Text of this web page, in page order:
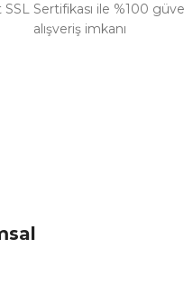
SSL Sertifikası ile %100
alışveriş imkanı